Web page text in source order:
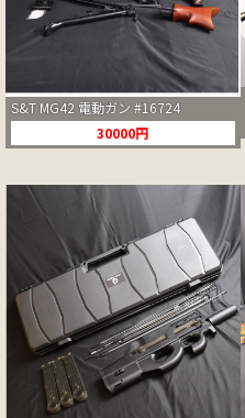
S&T MG42 電動ガン #16724
30000円